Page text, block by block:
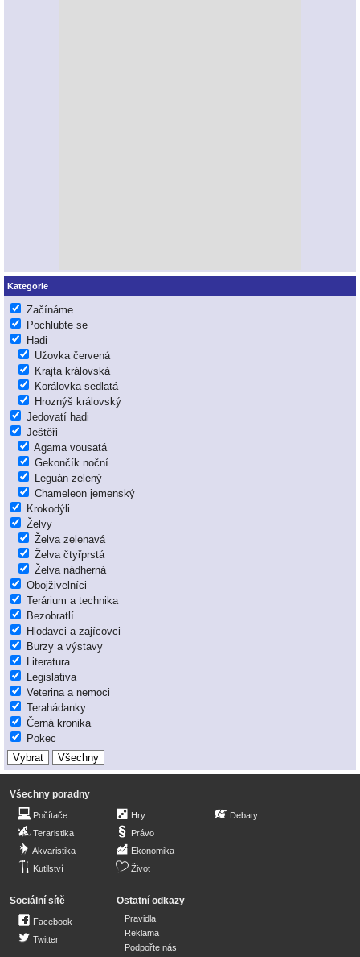
Kategorie
Začínáme
Pochlubte se
Hadi
Užovka červená
Krajta královská
Korálovka sedlatá
Hroznýš královský
Jedovatí hadi
Ještěři
Agama vousatá
Gekončík noční
Leguán zelený
Chameleon jemenský
Krokodýli
Želvy
Želva zelenavá
Želva čtyřprstá
Želva nádherná
Obojživelníci
Terárium a technika
Bezobratlí
Hlodavci a zajícovci
Burzy a výstavy
Literatura
Legislativa
Veterina a nemoci
Terahádanky
Černá kronika
Pokec
Všechny poradny
Počítače
Teraristika
Akvaristika
Kutilství
Hry
Právo
Ekonomika
Život
Debaty
Sociální sítě
Facebook
Twitter
Ostatní odkazy
Pravidla
Reklama
Podpořte nás